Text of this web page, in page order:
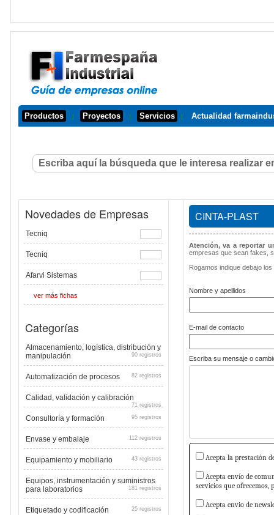
Productos | Proyectos | Servicios | Actualidad
Novedades de Empresas
Tecniq
Tecniq
Afarvi Sistemas
ver más fichas
Categorías
Almacenamiento, logística, distribución y
manipulación
90 registros
Automatización de procesos 82 registros
Calidad, validación y calibración
71 registros
Consultoría y formación 95 registros
Envase y embalaje 112 registros
Equipamiento y mobiliario 43 registros
Equipos, instrumentación y suministros
para laboratorios
181 registros
Etiquetado y codificación 25 registros
CINTA-PLAST
Atención, va a reportar
empresas que sean fakes,
Rogamos indique debajo
Nombre y apellidos
E-mail de contacto
Escriba su mensaje o
Acepta la prestación
Acepta envío de
servicios que ofrecemos,
Acepta envio de